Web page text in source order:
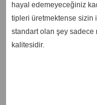
hayal edemeyeceğiniz
tipleri üretmektense sizin
standart olan şey
kalitesidir.